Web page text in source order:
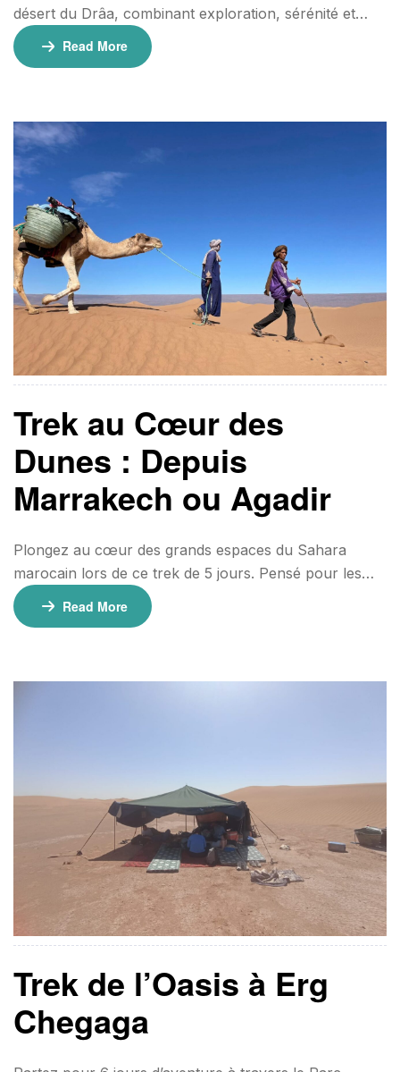
désert du Drâa, combinant exploration, sérénité et
immersion dans la vie nomade. Cette randonnée
chamelière vous mènera à travers des paysages
📍 Départ : M’Hamid Informations complémentaires
🕒 Durée de marche : environ 5 à 6 heures par […]
Read More
Trek au Cœur des
Dunes : Depuis
Marrakech ou Agadir
Plongez au cœur des grands espaces du Sahara
marocain lors de ce trek de 5 jours. Pensé pour les
amateurs d’aventure et de déconnexion, cet itinéraire
vous emmène à travers des paysages sauvages et
Read More
Trek de l’Oasis à Erg
Chegaga